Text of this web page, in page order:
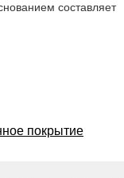
составляет
покрытие